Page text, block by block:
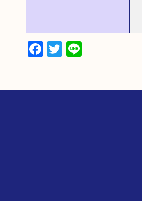
Facebook
Twitter
Line